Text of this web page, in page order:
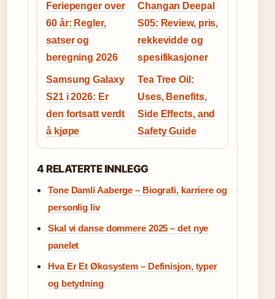
Feriepenger over
60 år: Regler,
satser og
beregning 2026
Changan Deepal
S05: Review, pris,
rekkevidde og
spesifikasjoner
Samsung Galaxy
S21 i 2026: Er
den fortsatt verdt
å kjøpe
Tea Tree Oil:
Uses, Benefits,
Side Effects, and
Safety Guide
4 RELATERTE INNLEGG
Tone Damli Aaberge – Biografi, karriere og
personlig liv
Skal vi danse dommere 2025 – det nye
panelet
Hva Er Et Økosystem – Definisjon, typer
og betydning